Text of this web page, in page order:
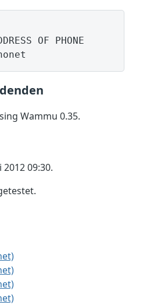
OF PHONE
Wammu 0.35.
2012 09:30.